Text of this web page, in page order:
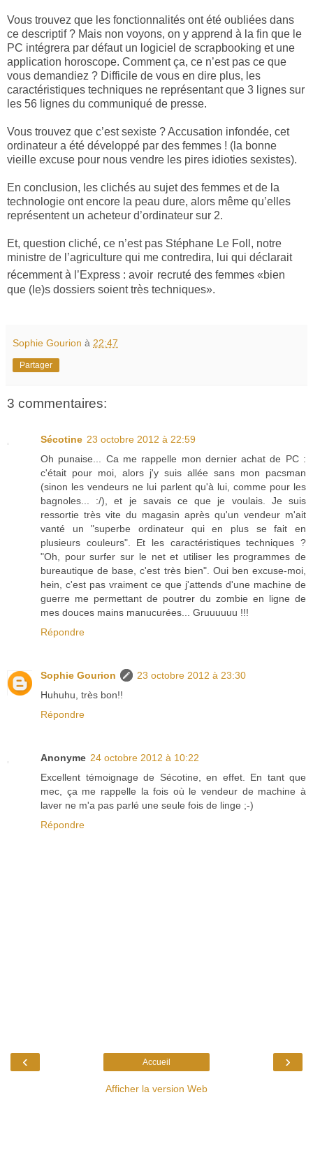
Vous trouvez que les fonctionnalités ont été oubliées dans
ce descriptif ? Mais non voyons, on y apprend à la fin que le
PC intégrera par défaut un logiciel de scrapbooking et une
application horoscope. Comment ça, ce n’est pas ce que
vous demandiez ? Difficile de vous en dire plus, les
caractéristiques techniques ne représentant que 3 lignes sur
les 56 lignes du communiqué de presse.
Vous trouvez que c’est sexiste ? Accusation infondée, cet
ordinateur a été développé par des femmes ! (la bonne
vieille excuse pour nous vendre les pires idioties sexistes).
En conclusion, les clichés au sujet des femmes et de la
technologie ont encore la peau dure, alors même qu’elles
représentent un acheteur d’ordinateur sur 2.
Et, question cliché, ce n’est pas Stéphane Le Foll, notre
ministre de l’agriculture qui me contredira, lui qui déclarait
récemment à l’Express : avoir recruté des femmes «bien
que (le)s dossiers soient très techniques».
Sophie Gourion à 22:47
Partager
3 commentaires:
Sécotine 23 octobre 2012 à 22:59
Oh punaise... Ca me rappelle mon dernier achat de PC :
c'était pour moi, alors j'y suis allée sans mon pacsman
(sinon les vendeurs ne lui parlent qu'à lui, comme pour les
bagnoles... :/), et je savais ce que je voulais. Je suis
ressortie très vite du magasin après qu'un vendeur m'ait
vanté un "superbe ordinateur qui en plus se fait en
plusieurs couleurs". Et les caractéristiques techniques ?
"Oh, pour surfer sur le net et utiliser les programmes de
bureautique de base, c'est très bien". Oui ben excuse-moi,
hein, c'est pas vraiment ce que j'attends d'une machine de
guerre me permettant de poutrer du zombie en ligne de
mes douces mains manucurées... Gruuuuuu !!!
Répondre
Sophie Gourion
23 octobre 2012 à 23:30
Huhuhu, très bon!!
Répondre
Anonyme 24 octobre 2012 à 10:22
Excellent témoignage de Sécotine, en effet. En tant que
mec, ça me rappelle la fois où le vendeur de machine à
laver ne m'a pas parlé une seule fois de linge ;-)
Répondre
‹ ›
Accueil
Afficher la version Web